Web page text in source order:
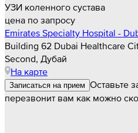
УЗИ коленного сустава
цена по запросу
Emirates Specialty Hospital -
Building 62 Dubai Healthcare
Second, Дубай
На карте
Записаться на прием Оставьте
перезвонит вам как можно